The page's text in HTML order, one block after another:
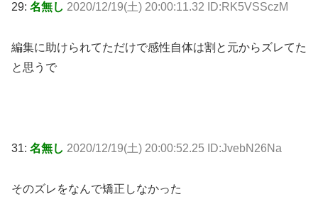
29: 名無し 2020/12/19(土) 20:00:11.32 ID:RK5VSSczM
編集に助けられてただけで感性自体は割と元からズレてた
と思うで
31: 名無し 2020/12/19(土) 20:00:52.25 ID:JvebN26Na
そのズレをなんで矯正しなかった